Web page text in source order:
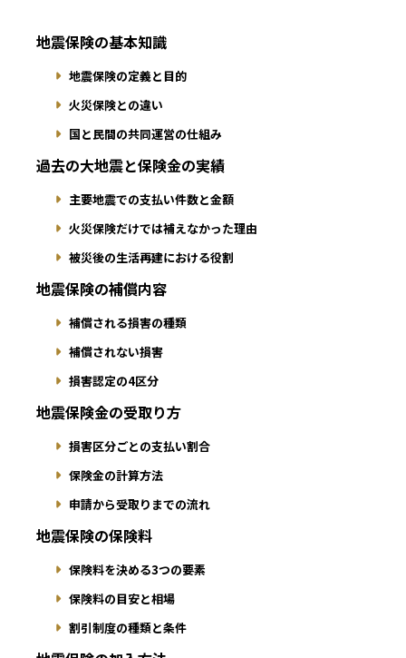
地震保険の基本知識
地震保険の定義と目的
火災保険との違い
国と民間の共同運営の仕組み
過去の大地震と保険金の実績
主要地震での支払い件数と金額
火災保険だけでは補えなかった理由
被災後の生活再建における役割
地震保険の補償内容
補償される損害の種類
補償されない損害
損害認定の4区分
地震保険金の受取り方
損害区分ごとの支払い割合
保険金の計算方法
申請から受取りまでの流れ
地震保険の保険料
保険料を決める3つの要素
保険料の目安と相場
割引制度の種類と条件